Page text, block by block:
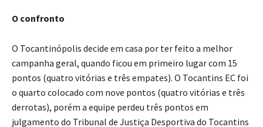
O confronto
O Tocantinópolis decide em casa por ter feito a melhor
campanha geral, quando ficou em primeiro lugar com 15
pontos (quatro vitórias e três empates). O Tocantins EC foi
o quarto colocado com nove pontos (quatro vitórias e três
derrotas), porém a equipe perdeu três pontos em
julgamento do Tribunal de Justiça Desportiva do Tocantins